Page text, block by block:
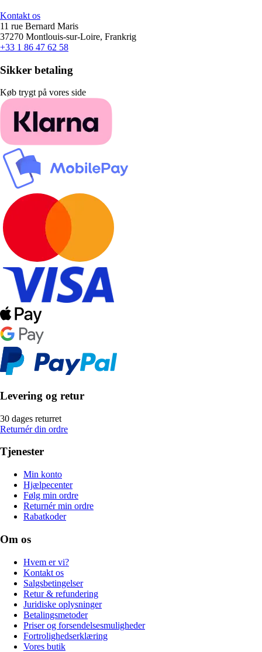
Kontakt os
11 rue Bernard Maris
37270 Montlouis-sur-Loire, Frankrig
+33 1 86 47 62 58
Sikker betaling
Køb trygt på vores side
Levering og retur
30 dages returret
Returnér din ordre
Tjenester
Min konto
Hjælpecenter
Følg min ordre
Returnér min ordre
Rabatkoder
Om os
Hvem er vi?
Kontakt os
Salgsbetingelser
Retur & refundering
Juridiske oplysninger
Betalingsmetoder
Priser og forsendelsesmuligheder
Fortrolighedserklæring
Vores butik